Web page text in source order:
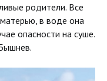
родители. Все
в воде она
опасности на суше.